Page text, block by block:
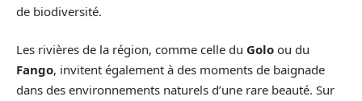
de biodiversité.
Les rivières de la région, comme celle du Golo ou du
Fango, invitent également à des moments de baignade
dans des environnements naturels d’une rare beauté. Sur